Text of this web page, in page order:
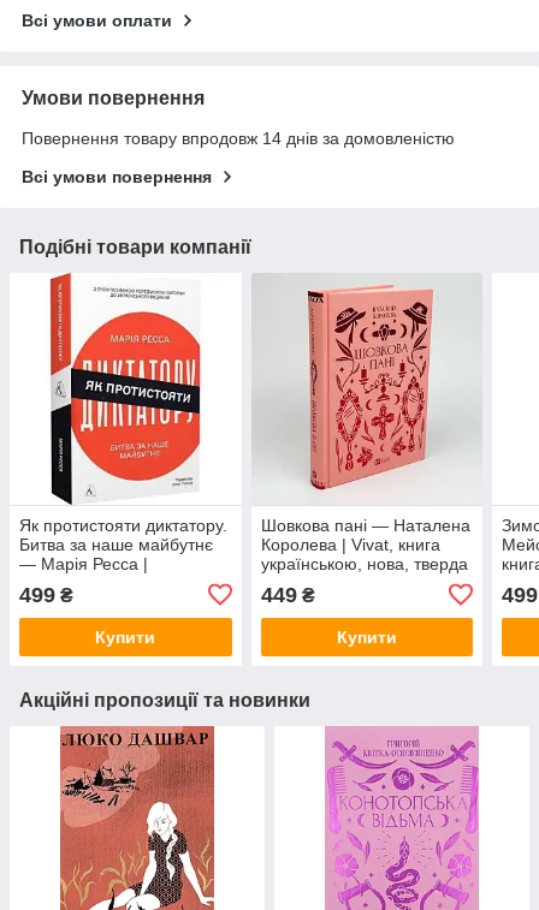
Всі умови оплати
Умови повернення
Повернення товару впродовж 14 днів за домовленістю
Всі умови повернення
Подібні товари компанії
Як протистояти диктатору.
Битва за наше майбутнє
— Марія Ресса |
українською, нова, м'яка
499 ₴
Купити
Шовкова пані — Наталена
Королева | Vivat, книга
українською, нова, тверда
449₴
Купити
499
Акційні пропозиції та новинки